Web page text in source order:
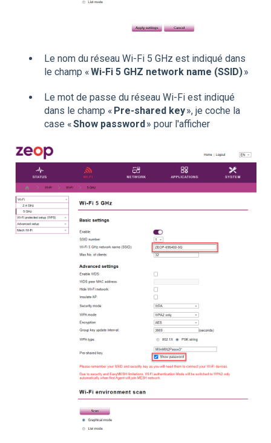
Le nom du réseau Wi-Fi 5 GHz est indiqué dans
le champ «Wi-Fi 5 GHZ network name (SSID)»
Le mot de passe du réseau Wi-Fi est indiqué
dans le champ « Pre-shared key», je coche la
case «Show password » pour l'afficher